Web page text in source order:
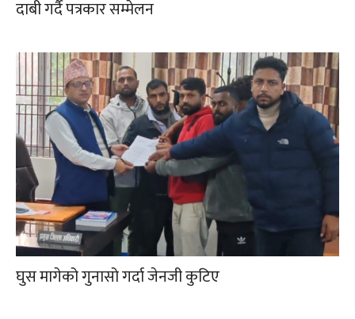
दाबी गर्दै पत्रकार सम्मेलन
घुस मागेको गुनासो गर्दा जेनजी कुटिए